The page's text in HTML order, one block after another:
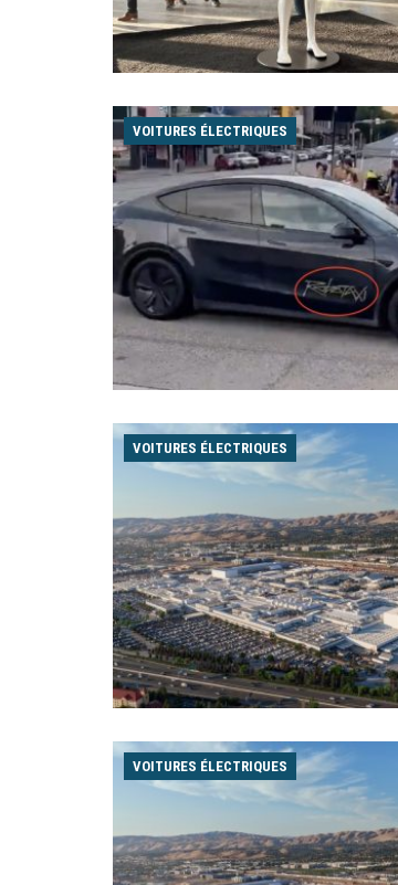
VOITURES ÉLECTRIQUES
VOITURES ÉLECTRIQUES
VOITURES ÉLECTRIQUES